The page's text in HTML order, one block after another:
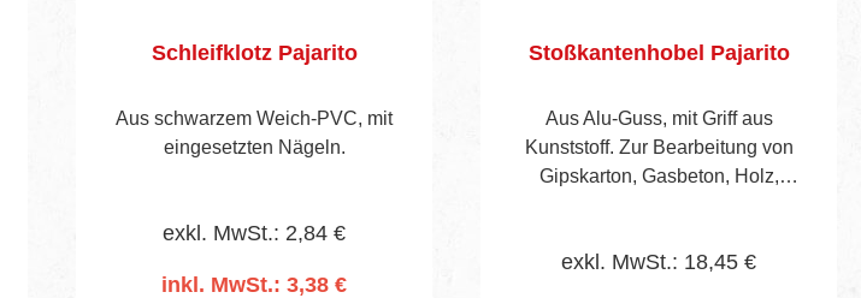
Schleifklotz Pajarito
Aus schwarzem Weich-PVC, mit
eingesetzten Nägeln.
exkl. MwSt.: 2,84 €
inkl. MwSt.: 3,38 €
Stoßkantenhobel Pajarito
Aus Alu-Guss, mit Griff aus
Kunststoff. Zur Bearbeitung von
Gipskarton, Gasbeton, Holz,
exkl. MwSt.: 18,45 €